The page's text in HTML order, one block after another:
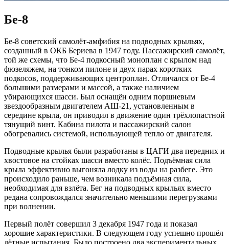
Бе-8
Бе-8 советский самолёт-амфибия на подводных крыльях,
созданный в ОКБ Бериева в 1947 году. Пассажирский самолёт,
той же схемы, что Бе-4 подкосный моноплан с крылом над
фюзеляжем, на тонком пилоне и двух парах коротких
подкосов, поддерживающих центроплан. Отличался от Бе-4
большими размерами и массой, а также наличием
убирающихся шасси. Был оснащён одним поршневым
звездообразным двигателем АШ-21, установленным в
середине крыла, он приводил в движение один трёхлопастной
тянущий винт. Кабина пилота и пассажирский салон
обогревались системой, использующей тепло от двигателя.
Подводные крылья были разработаны в ЦАГИ два передних и
хвостовое на стойках шасси вместо колёс. Подъёмная сила
крыла эффективно выгоняла лодку из воды на разбеге. Это
происходило раньше, чем возникала подъёмная сила,
необходимая для взлёта. Бег на подводных крыльях вместо
редана сопровождался значительно меньшими перегрузками
при волнении.
Первый полёт совершил 3 декабря 1947 года и показал
хорошие характеристики. В следующем году успешно прошёл
лётные испытания. Было построено два экспериментальных